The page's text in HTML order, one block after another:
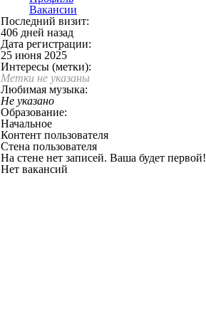
Вакансии
Последний визит:
406 дней назад
Дата регистрации:
25 июня 2025
Интересы (метки):
Метки не указаны
Любимая музыка:
Не указано
Образование:
Начальное
Контент пользователя
Стена пользователя
На стене нет записей. Ваша будет первой!
Нет вакансий